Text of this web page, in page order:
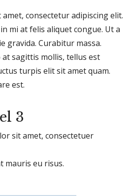
consectetur adipiscing elit.
mi at felis aliquet congue. Ut a
gravida. Curabitur massa.
sagittis mollis, tellus est
turpis elit sit amet quam.
est.
3
sit amet, consectetuer
mauris eu risus.